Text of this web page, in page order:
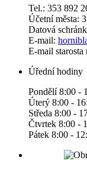
Tel.: 353 892
Účetní města:
Datová
E-mail:
E-mail starosta
Úřední hodiny
Pondělí 8:00 -
Úterý 8:00 -
Středa 8:00 -
Čtvrtek 8:00 -
Pátek 8:00 -